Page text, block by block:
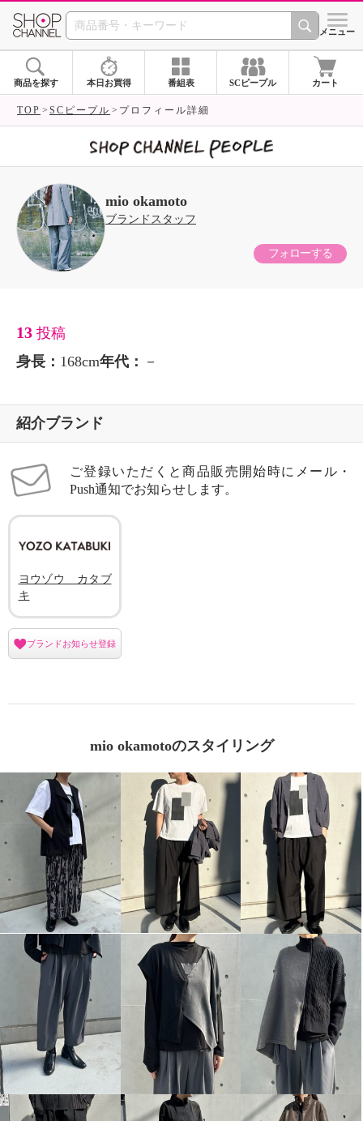
SHOP CHANNEL シメニュー
商品を探す 本日お買得 番組表 SCピープル カート
TOP SCピープル プロフィール詳細
mio okamoto
ブランドスタッフ
フォローする
13 投稿
身長： 168cm年代： －
紹介ブランド
ご登録いただくと商品販売開始時にメール・
Push通知でお知らせします。
ヨウゾウ カタブ
キ
ブランドお知らせ登録
mio okamotoのスタイリング